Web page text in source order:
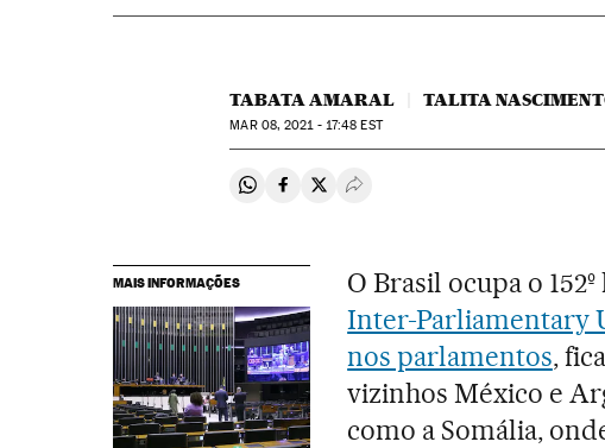
TABATA AMARAL TALITA
MAR08, 2021 - 17:48 EST
Compartir en Whatsapp
Compartir en Facebook
Compartir en Twitter
Desplegar Redes Sociales
MAIS INFORMAÇÕES
O Brasil ocupa o
Inter-Parliamentary
nos parlamentos,
vizinhos México e
como a Somália,